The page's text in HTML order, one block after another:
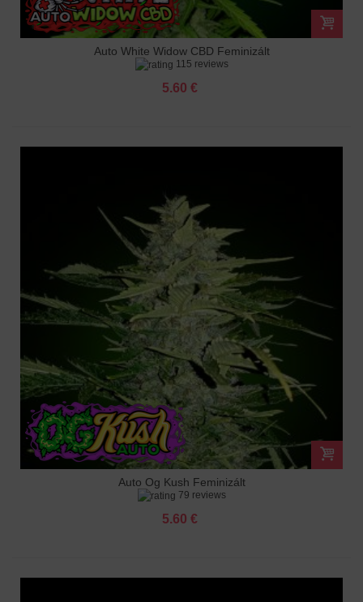
Auto White Widow CBD Feminizált
115 reviews
5.60 €
Auto Og Kush Feminizált
79 reviews
5.60 €